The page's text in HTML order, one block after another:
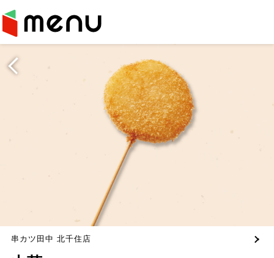
串カツ田中 北千住店